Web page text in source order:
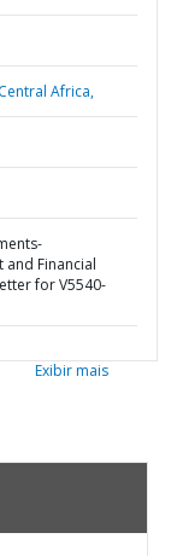
Africa,
and Financial
for V5540-
Exibir mais